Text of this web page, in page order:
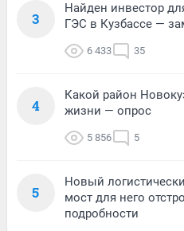
3
Найден инвестор
ГЭС в Кузбассе —
6 433 35
4
Какой район
жизни — опрос
5 856 5
5
Новый
мост для него
подробности